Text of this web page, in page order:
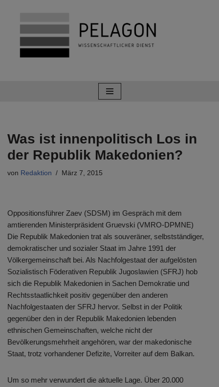
Zum
Inhalt
springen
Was ist innenpolitisch Los in
der Republik Makedonien?
von Redaktion März 7, 2015
Oppositionsführer Zaev (SDSM) im Gespräch mit dem
amtierenden Ministerpräsident Gruevski (VMRO-DPMNE)
Die Republik Makedonien trat als souveräner, selbstständiger,
demokratischer und sozialer Staat im Jahre 1991 der
Völkergemeinschaft bei. Als Nachfolgestaat der aufgelösten
Sozialistisch Föderativen Republik Jugoslawien (SFRJ) hob
sich die Republik Makedonien in Sachen Demokratie und
Rechtsstaatlichkeit positiv gegenüber den anderen
Nachfolgestaaten der SFRJ hervor. Selbst in der Politik
gegenüber den in der Republik Makedonien lebenden
ethnischen Gemeinschaften, welche nicht der
Bevölkerungsmehrheit angehören, war der makedonische
Staat, trotz vorhandener Defizite, Vorreiter auf dem Balkan.
Um so mehr verwundert die aktuelle Lage. Über 20.000